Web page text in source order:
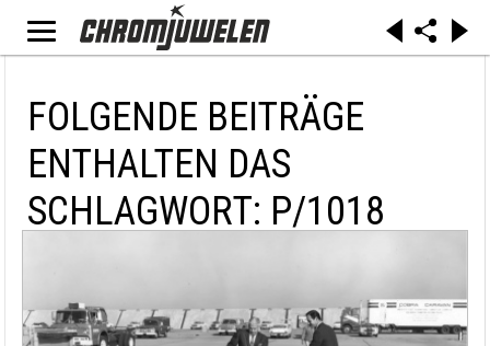
FOLGENDE BEITRÄGE
ENTHALTEN DAS
SCHLAGWORT: P/1018